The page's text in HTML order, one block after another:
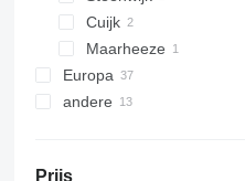
Cuijk
Maarheeze
Europa
Spanje
andere
Prijs